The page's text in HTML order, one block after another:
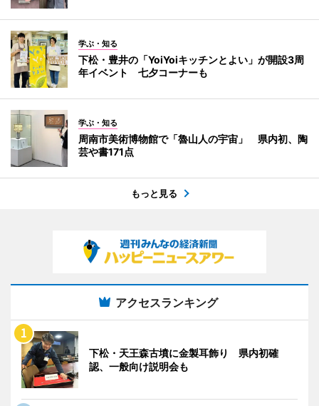
学ぶ・知る
下松・豊井の「YoiYoiキッチンとよい」が開設3周
年イベント 七夕コーナーも
学ぶ・知る
周南市美術博物館で「魯山人の宇宙」 県内初、陶
芸や書171点
もっと見る
アクセスランキング
下松・天王森古墳に金製耳飾り 県内初確
認、一般向け説明会も